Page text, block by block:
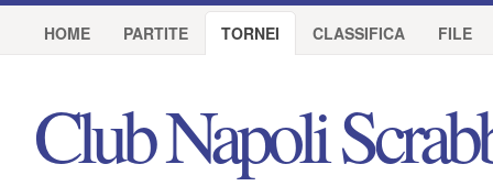
Club Napoli
HOME PARTITE TORNEI CLASSIFICA FILE